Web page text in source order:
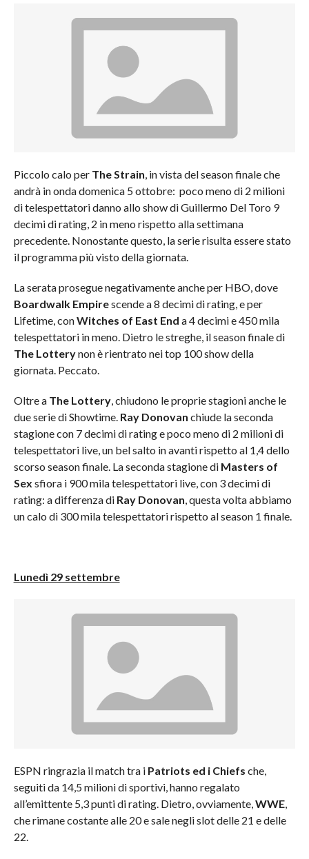
Piccolo calo per The Strain, in vista del season finale che
andrà in onda domenica 5 ottobre: poco meno di 2 milioni
di telespettatori danno allo show di Guillermo Del Toro 9
decimi di rating, 2 in meno rispetto alla settimana
precedente. Nonostante questo, la serie risulta essere stato
il programma più visto della giornata.
La serata prosegue negativamente anche per HBO, dove
Boardwalk Empirescende a 8 decimi di rating, e per
Lifetime, conWitches of East End a 4 decimi e 450 mila
telespettatori in meno. Dietro le streghe, il season finale di
The Lotterynon è rientrato nei top 100 show della
giornata. Peccato.
Oltre a The Lottery, chiudono le proprie stagioni anche le
due serie di Showtime. Ray Donovan chiude la seconda
stagione con 7 decimi di rating e poco meno di 2 milioni di
telespettatori live, un bel salto in avanti rispetto al 1,4 dello
scorso season finale. La seconda stagione di Masters of
Sex sfiora i 900 mila telespettatori live, con 3 decimi di
rating: a differenza di Ray Donovan, questa volta abbiamo
un calo di 300 mila telespettatori rispetto al season 1 finale.
Lunedì 29 settembre
ESPN ringrazia il match tra i Patriots ed i Chiefs che,
seguiti da 14,5 milioni di sportivi, hanno regalato
all’emittente 5,3 punti di rating. Dietro, ovviamente, WWE,
che rimane costante alle 20 e sale negli slot delle 21 e delle
22.